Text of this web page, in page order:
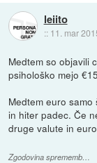
leiito
:: 11. mar
Medtem so objavili
psihološko mejo
Medtem euro
in hiter padec. Če
druge valute in
Zgodovina sprememb…